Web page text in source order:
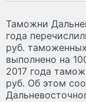
Таможни
года
руб.
выполнено на
2017 года
руб. Об этом